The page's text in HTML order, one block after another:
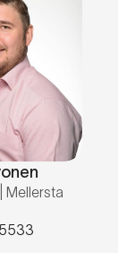
Mellersta